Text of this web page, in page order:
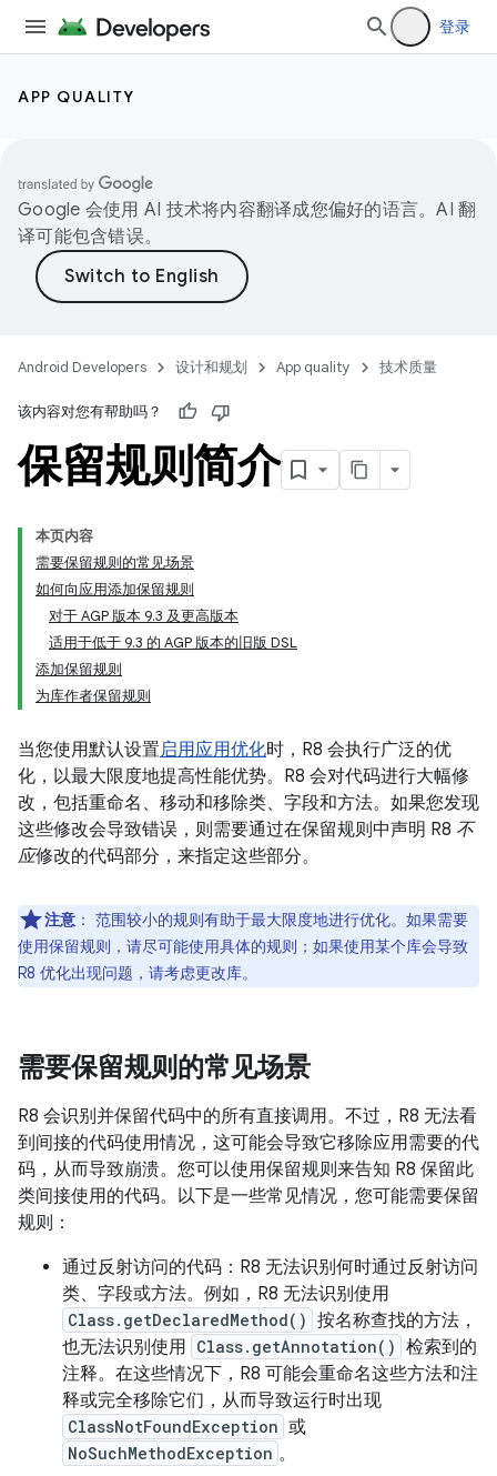
登录
APP QUALITY
Google 会使用 AI 技术将内容翻译成您偏好的语言。AI 翻
译可能包含错误。
Android Developers 设计和规划 App quality 技术质量
该内容对您有帮助吗？
保留规则简介
本页内容
需要保留规则的常见场景
如何向应用添加保留规则
对于 AGP 版本 9.3 及更高版本
适用于低于 9.3 的 AGP 版本的旧版 DSL
添加保留规则
为库作者保留规则
当您使用默认设置启用应用优化时，R8 会执行广泛的优
化，以最大限度地提高性能优势。R8 会对代码进行大幅修
改，包括重命名、移动和移除类、字段和方法。如果您发现
这些修改会导致错误，则需要通过在保留规则中声明 R8 不
应修改的代码部分，来指定这些部分。
注意 ： 范围较小的规则有助于最大限度地进行优化。如果需要
使用保留规则，请尽可能使用具体的规则；如果使用某个库会导致
R8 优化出现问题，请考虑更改库。
需要保留规则的常见场景
R8 会识别并保留代码中的所有直接调用。不过，R8 无法看
到间接的代码使用情况，这可能会导致它移除应用需要的代
码，从而导致崩溃。您可以使用保留规则来告知 R8 保留此
类间接使用的代码。以下是一些常见情况，您可能需要保留
规则：
通过反射访问的代码：R8 无法识别何时通过反射访问
类、字段或方法。例如，R8 无法识别使用
Class.getDeclaredMethod() 按名称查找的方法，
也无法识别使用 Class.getAnnotation() 检索到的
注释。在这些情况下，R8 可能会重命名这些方法和注
释或完全移除它们，从而导致运行时出现
ClassNotFoundException 或
NoSuchMethodException 。